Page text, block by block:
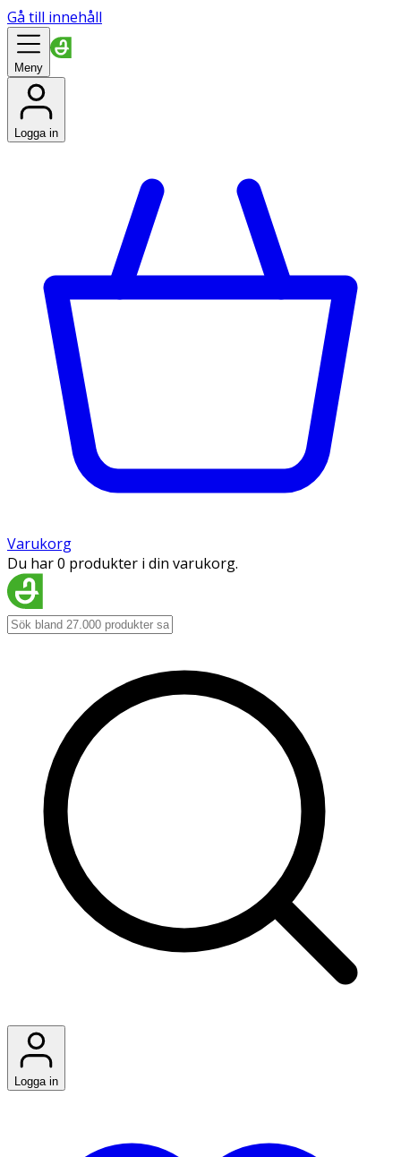
Gå till innehåll
Meny
Logga in
Varukorg
Du har 0 produkter i din varukorg.
Logga in